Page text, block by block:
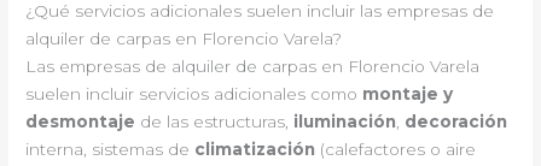
¿Qué servicios adicionales suelen incluir las empresas de
alquiler de carpas en Florencio Varela?
Las empresas de alquiler de carpas en Florencio Varela
suelen incluir servicios adicionales como montaje y
desmontaje de las estructuras, iluminación decoración
interna, sistemas de climatización (calefactores o aire